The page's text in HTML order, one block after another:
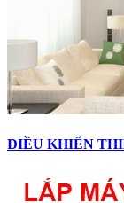
ĐIỀU KHIỂN